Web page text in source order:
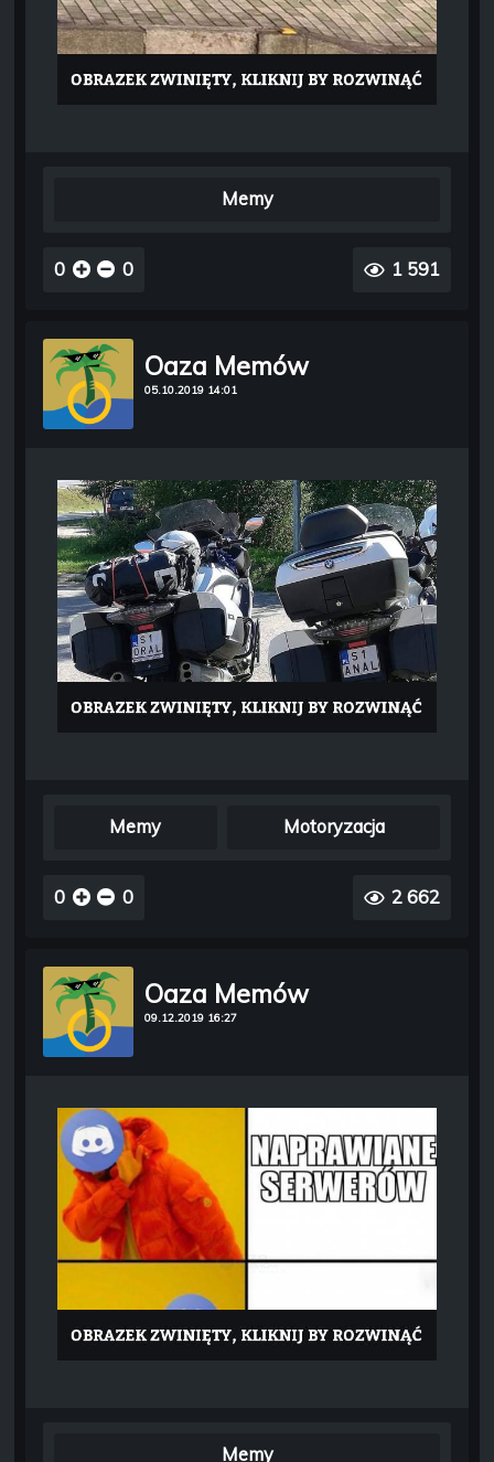
Memy
0 0 1 591
Oaza Memów
05.10.2019 14:01
Memy Motoryzacja
0 0 2 662
Oaza Memów
09.12.2019 16:27
Memy